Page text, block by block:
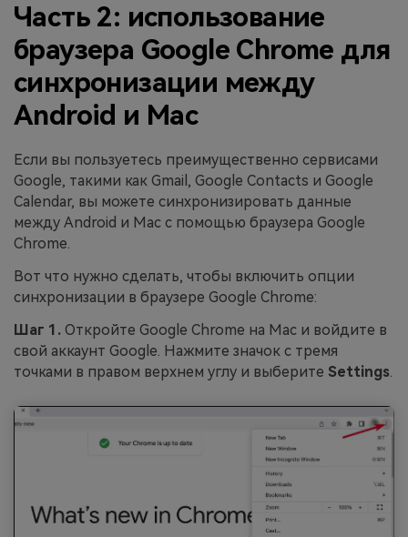
Часть 2: использование
браузера Google Chrome для
синхронизации между
Android и Mac
Если вы пользуетесь преимущественно сервисами
Google, такими как Gmail, Google Contacts и Google
Calendar, вы можете синхронизировать данные
между Android и Mac с помощью браузера Google
Chrome.
Вот что нужно сделать, чтобы включить опции
синхронизации в браузере Google Chrome:
Шаг 1. Откройте Google Chrome на Mac и войдите в
свой аккаунт Google. Нажмите значок с тремя
точками в правом верхнем углу и выберите Settings.